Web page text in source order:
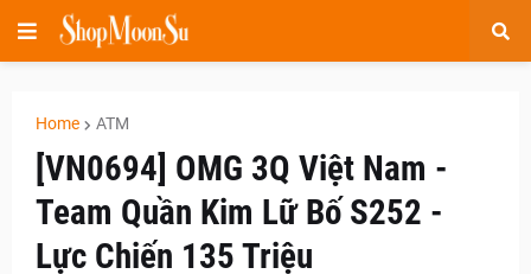
Home ATM
[VN0694] OMG 3Q Việt Nam -
Team Quần Kim Lữ Bố S252 -
Lực Chiến 135 Triệu